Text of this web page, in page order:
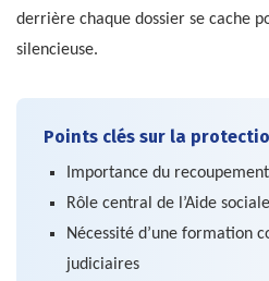
derrière chaque dossier se cache
silencieuse.
Points clés sur la
Importance du
Rôle central de l’Aide
Nécessité d’une formation
judiciaires